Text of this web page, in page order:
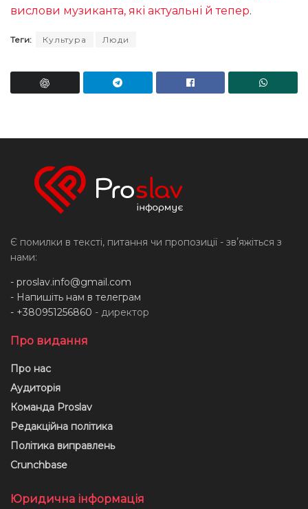
вислови музиканта, які актуальні й тепер.
Теги: Культура Люди
Є помилки в тексті, питання чи пропозиції - звʼяжіться з
нами:
- proslav.info@gmail.com
- Напишіть нам в телеграм
- +380951256860 - директор
Про видання
Про нас
Аудиторія
Команда Proslav
Редакційна політика
Політика виправлень
Crunchbase
Юридична інформація